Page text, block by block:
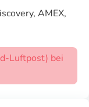
AMEX,
Luftpost) bei